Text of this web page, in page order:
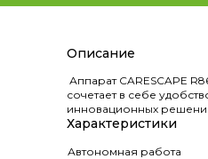
Описание
Аппарат CARESCAPE
сочетает в себе
инновационных
Характеристики
Автономная работа